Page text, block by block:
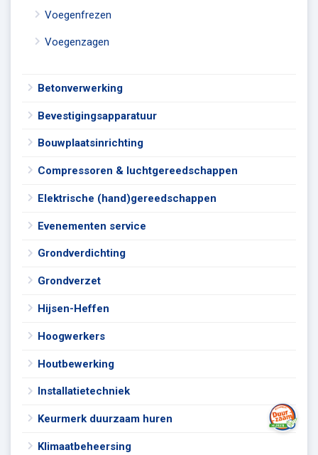
Voegenfrezen
Voegenzagen
Betonverwerking
Bevestigingsapparatuur
Bouwplaatsinrichting
Compressoren & luchtgereedschappen
Elektrische (hand)gereedschappen
Evenementen service
Grondverdichting
Grondverzet
Hijsen-Heffen
Hoogwerkers
Houtbewerking
Installatietechniek
Keurmerk duurzaam huren
Klimaatbeheersing